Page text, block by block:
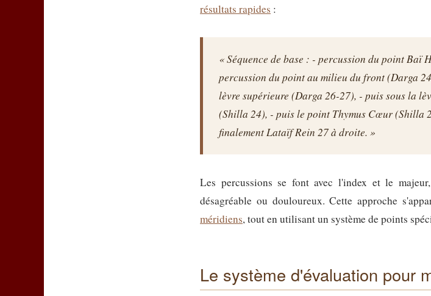
résultats rapides :
« Séquence de base : - percussion du point Baï
percussion du point au milieu du front (Darga
lèvre supérieure (Darga 26-27), - puis sous la
(Shilla 24), - puis le point Thymus Cœur (Shilla
finalement Lataïf Rein 27 à droite. »
Les percussions se font avec l'index et le
désagréable ou douloureux. Cette approche
méridiens, tout en utilisant un système de points
Le système d'évaluation pour